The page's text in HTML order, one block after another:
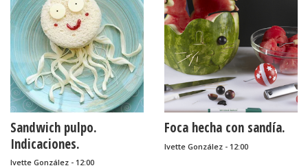
Sandwich pulpo.
Indicaciones.
Ivette González - 12:00
Foca hecha con sandía.
Ivette González - 12:00